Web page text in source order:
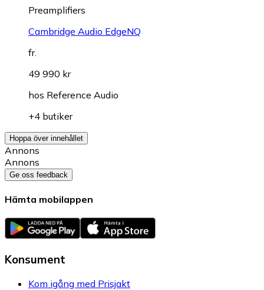
Preamplifiers
Cambridge Audio EdgeNQ
fr.
49 990 kr
hos Reference Audio
+4 butiker
Hoppa över innehållet
Annons
Annons
Ge oss feedback
Hämta mobilappen
Konsument
Kom igång med Prisjakt